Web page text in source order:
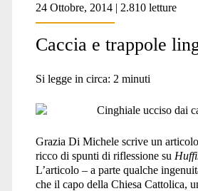
24 Ottobre, 2014 | 2.810 letture
Caccia e trappole
Si legge in circa: 2 minuti
Grazia Di Michele scrive un
ricco di spunti di riflessione su
L’articolo – a parte qualche
che il capo della Chiesa Cattolica,